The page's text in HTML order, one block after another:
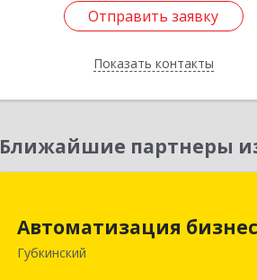
Отправить заявку
Показать контакты
Отправить заявку
Назад
Ближайшие партнеры
Автоматизация
Губкинский
629830, Ямало-